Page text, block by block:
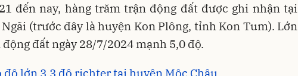
đến nay, hàng trăm trận động đất được ghi nhận tại
(trước đây là huyện Kon Plông, tỉnh Kon Tum). Lớn
đất ngày 28/7/2024 mạnh 5,0 độ.
độ lớn 3.3 độ richter tại huyện Mộc Châu